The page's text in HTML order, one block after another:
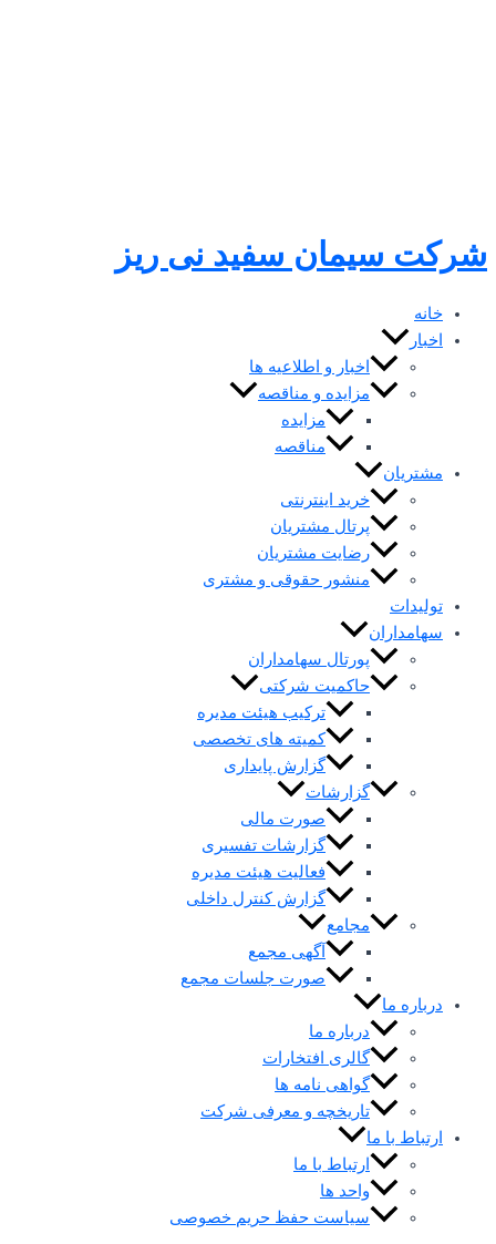
شرکت سیمان سفید نی ریز
خانه
اخبار
اخبار و اطلاعیه ها
مزایده و مناقصه
مزایده
مناقصه
مشتریان
خرید اینترنتی
پرتال مشتریان
رضایت مشتریان
منشور حقوقی و مشتری
تولیدات
سهامداران
پورتال سهامداران
حاکمیت شرکتی
ترکیب هیئت مدیره
کمیته های تخصصی
گزارش پایداری
گزارشات
صورت مالی
گزارشات تفسیری
فعالیت هیئت مدیره
گزارش کنترل داخلی
مجامع
آگهی مجمع
صورت جلسات مجمع
درباره ما
درباره ما
گالری افتخارات
گواهی نامه ها
تاریخچه و معرفی شرکت
ارتباط با ما
ارتباط با ما
واحد ها
سیاست حفظ حریم خصوصی